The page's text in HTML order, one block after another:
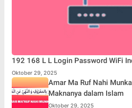
192 168 L L Login Password WiFi
Oktober 29, 2025
Amar Ma Ruf Nahi
Maknanya dalam Islam
Oktober 29, 2025